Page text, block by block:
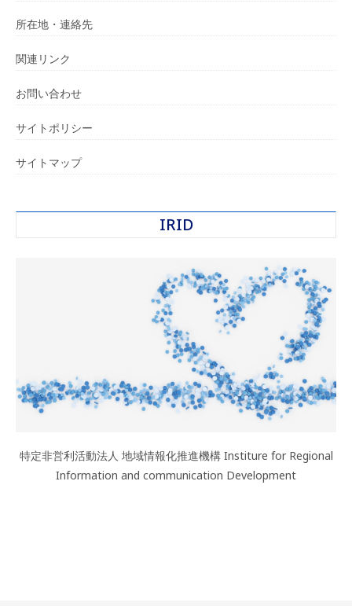
所在地・連絡先
関連リンク
お問い合わせ
サイトポリシー
サイトマップ
IRID
特定非営利活動法人 地域情報化推進機構 Institure for Regional
Information and communication Development